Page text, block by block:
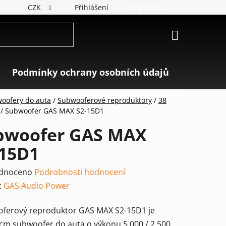
CZK Přihlášení
Podmínky ochrany osobních údajů
do auta / Subwooferové reproduktory / 38
/ Subwoofer GAS MAX S2-15D1
GAS MAX
Podrobnosti hodnocení
GAS Audio Power
reproduktor GAS MAX S2-15D1 je
subwoofer do auta o výkonu 5 000 / 2 500